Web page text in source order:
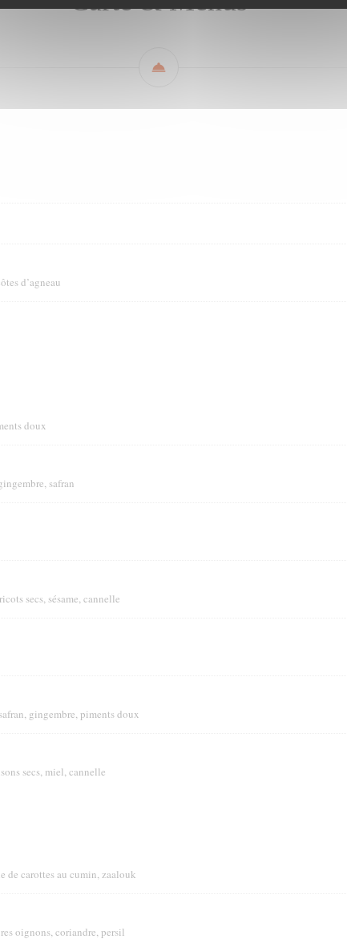
d’agneau
doux
safran
secs, sésame, cannelle
gingembre, piments doux
secs, miel, cannelle
de carottes au cumin, zaalouk
oignons, coriandre, persil